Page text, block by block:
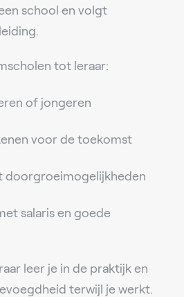
school en volgt
tot leraar:
of jongeren
voor de toekomst
doorgroeimogelijkheden
salaris en goede
leer je in de praktijk en
terwijl je werkt.